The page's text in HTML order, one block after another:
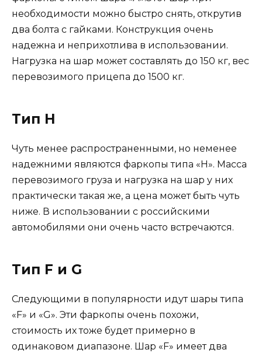
необходимости можно быстро снять, открутив
два болта с гайками. Конструкция очень
надежна и неприхотлива в использовании.
Нагрузка на шар может составлять до 150 кг, вес
перевозимого прицепа до 1500 кг.
Тип H
Чуть менее распространенными, но неменее
надежними являются фаркопы типа «Н». Масса
перевозимого груза и нагрузка на шар у них
практически такая же, а цена может быть чуть
ниже. В использовании с российскими
автомобилями они очень часто встречаются.
Тип F и G
Следующими в популярности идут шары типа
«F» и «G». Эти фаркопы очень похожи,
стоимость их тоже будет примерно в
одинаковом диапазоне. Шар «F» имеет два